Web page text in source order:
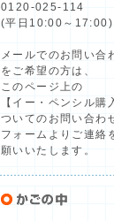
0120-025-114
(平日10:00～17:00)
メールでのお問い合
をご希望の方は、
このページ上の
【イー・ペンシル購
ついてのお問い合わ
フォームよりご連絡
願いいたします。